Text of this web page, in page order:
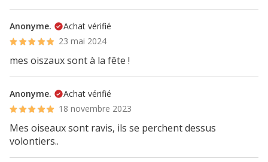
Anonyme.
Achat vérifié
23 mai 2024
mes oiszaux sont à la fête !
Anonyme.
Achat vérifié
18 novembre 2023
Mes oiseaux sont ravis, ils se perchent dessus
volontiers..